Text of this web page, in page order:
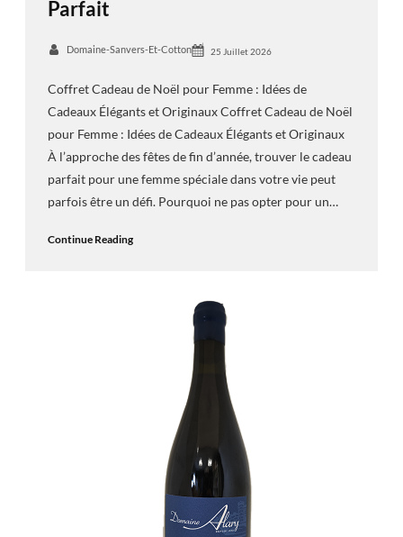
Parfait
Domaine-Sanvers-Et-Cotton 25 Juillet 2026
Coffret Cadeau de Noël pour Femme : Idées de
Cadeaux Élégants et Originaux Coffret Cadeau de Noël
pour Femme : Idées de Cadeaux Élégants et Originaux
À l’approche des fêtes de fin d’année, trouver le cadeau
parfait pour une femme spéciale dans votre vie peut
parfois être un défi. Pourquoi ne pas opter pour un…
Continue Reading